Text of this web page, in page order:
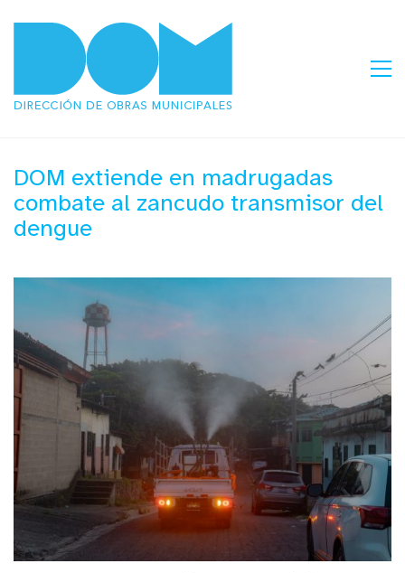
DOM extiende en madrugadas
combate al zancudo transmisor del
dengue